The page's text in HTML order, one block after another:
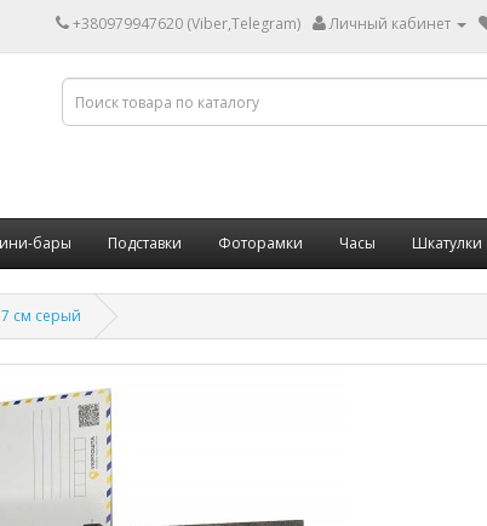
+380979947620 (Viber,Telegram) Личный кабинет
бары Подставки Фоторамки Часы Шкатулки
см серый